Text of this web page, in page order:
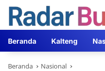
Langsung
konten
Beranda Kalteng
Beranda Nasional